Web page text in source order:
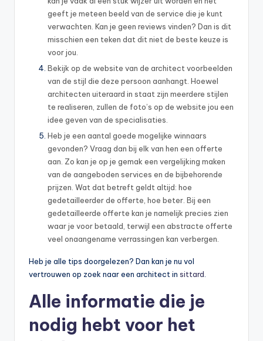
geeft je meteen beeld van de service die je kunt
verwachten. Kan je geen reviews vinden? Dan is dit
misschien een teken dat dit niet de beste keuze is
voor jou.
Bekijk op de website van de architect voorbeelden
van de stijl die deze persoon aanhangt. Hoewel
architecten uiteraard in staat zijn meerdere stijlen
te realiseren, zullen de foto’s op de website jou een
idee geven van de specialisaties.
Heb je een aantal goede mogelijke winnaars
gevonden? Vraag dan bij elk van hen een offerte
aan. Zo kan je op je gemak een vergelijking maken
van de aangeboden services en de bijbehorende
prijzen. Wat dat betreft geldt altijd: hoe
gedetailleerder de offerte, hoe beter. Bij een
gedetailleerde offerte kan je namelijk precies zien
waar je voor betaald, terwijl een abstracte offerte
veel onaangename verrassingen kan verbergen.
Heb je alle tips doorgelezen? Dan kan je nu vol
vertrouwen op zoek naar een architect in sittard.
Alle informatie die je
nodig hebt voor het